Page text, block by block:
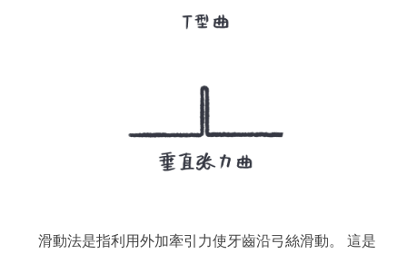
滑動法是指利用外加牽引力使牙齒沿弓絲滑動。 這是